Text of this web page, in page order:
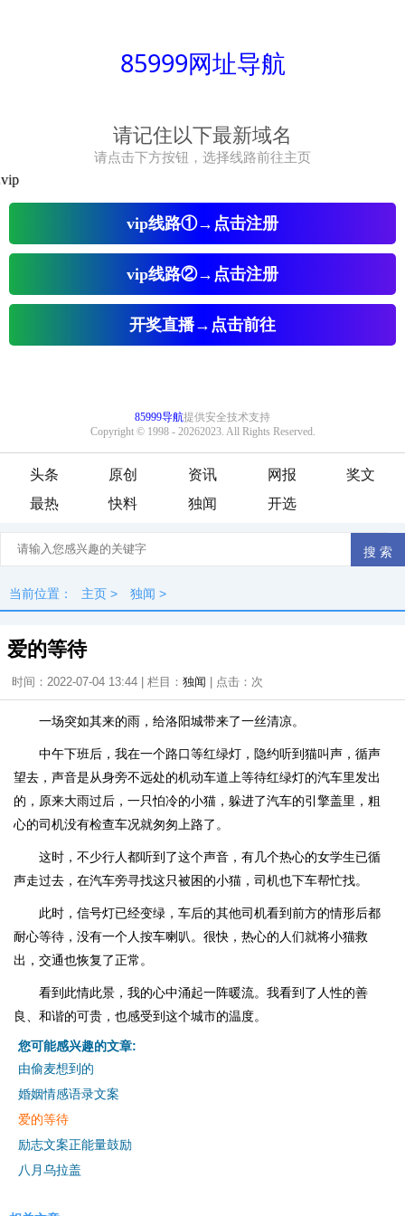
头条 原创 资讯 网报
奖文
最热
快料 独闻 开选
当前位置： 主页 > 独闻 >
爱的等待
时间：2022-07-04 13:44 | 栏目： 独闻 | 点击： 次
一场突如其来的雨，给洛阳城带来了一丝清凉。
中午下班后，我在一个路口等红绿灯，隐约听到猫叫声，循声
望去，声音是从身旁不远处的机动车道上等待红绿灯的汽车里发出
的，原来大雨过后，一只怕冷的小猫，躲进了汽车的引擎盖里，粗
心的司机没有检查车况就匆匆上路了。
这时，不少行人都听到了这个声音，有几个热心的女学生已循
声走过去，在汽车旁寻找这只被困的小猫，司机也下车帮忙找。
此时，信号灯已经变绿，车后的其他司机看到前方的情形后都
耐心等待，没有一个人按车喇叭。很快，热心的人们就将小猫救
出，交通也恢复了正常。
看到此情此景，我的心中涌起一阵暖流。我看到了人性的善
良、和谐的可贵，也感受到这个城市的温度。
您可能感兴趣的文章:
由偷麦想到的
婚姻情感语录文案
爱的等待
励志文案正能量鼓励
八月乌拉盖